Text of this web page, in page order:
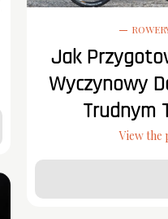
Jak
Wyczynowy
Trudnym
View the